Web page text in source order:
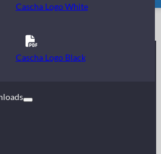
Cascha Logo White
Cascha Logo Black